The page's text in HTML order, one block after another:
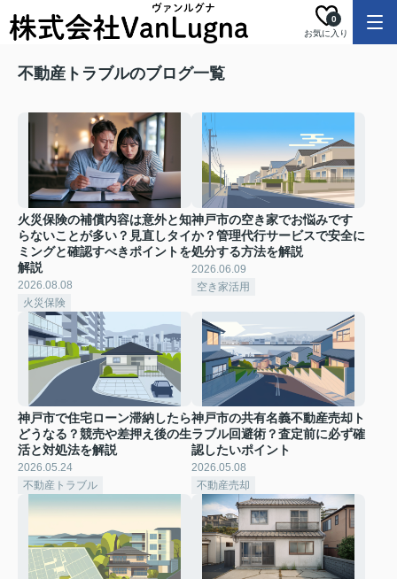
お気に入り
0
不動産トラブルのブログ一覧
火災保険の補償内容は意外と知
らないことが多い？見直しタイ
ミングと確認すべきポイントを
解説
2026.08.08
火災保険
神戸市の空き家でお悩みです
か？管理代行サービスで安全に
処分する方法を解説
2026.06.09
空き家活用
神戸市で住宅ローン滞納したら
どうなる？競売や差押え後の生
活と対処法を解説
2026.05.24
不動産トラブル
神戸市の共有名義不動産売却ト
ラブル回避術？査定前に必ず確
認したいポイント
2026.05.08
不動産売却